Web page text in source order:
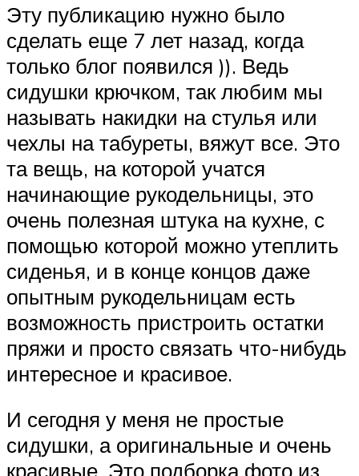
Эту публикацию нужно было
сделать еще 7 лет назад, когда
только блог появился )). Ведь
сидушки крючком, так любим мы
называть накидки на стулья или
чехлы на табуреты, вяжут все. Это
та вещь, на которой учатся
начинающие рукодельницы, это
очень полезная штука на кухне, с
помощью которой можно утеплить
сиденья, и в конце концов даже
опытным рукодельницам есть
возможность пристроить остатки
пряжи и просто связать что-нибудь
интересное и красивое.
И сегодня у меня не простые
сидушки, а оригинальные и очень
красивые. Это подборка фото из